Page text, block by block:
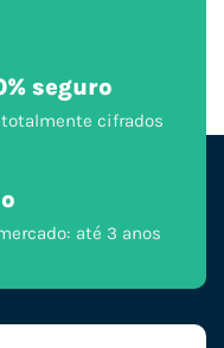
seguro
cifrados
até 3 anos